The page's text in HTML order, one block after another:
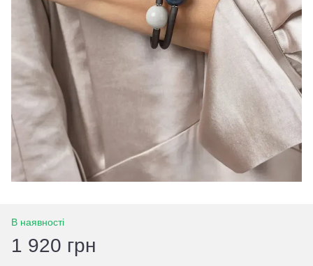
В наявності
1 920 грн